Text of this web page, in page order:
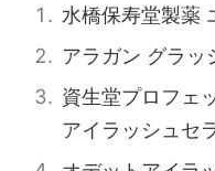
水橋保寿堂製薬
アラガン グラッ
資生堂プロフェ
アイラッシュセ